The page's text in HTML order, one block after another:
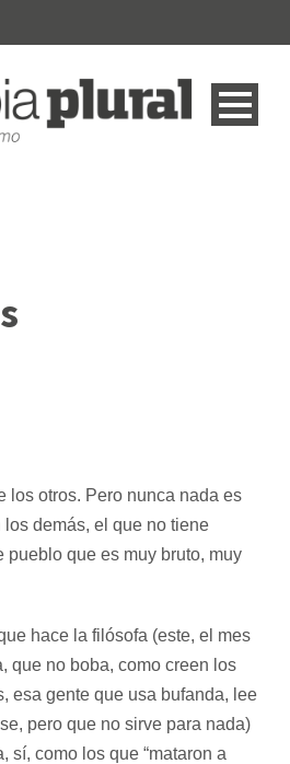
los otros. Pero nunca nada es
demás, el que no tiene
pueblo que es muy bruto, muy
hace la filósofa (este, el mes
que no boba, como creen los
esa gente que usa bufanda, lee
pero que no sirve para nada)
sí, como los que “mataron a